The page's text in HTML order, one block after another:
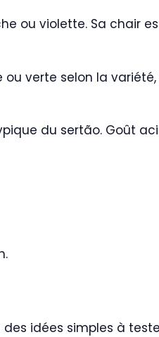
ou violette. Sa chair
ou verte selon la
du sertão. Goût
idées simples à